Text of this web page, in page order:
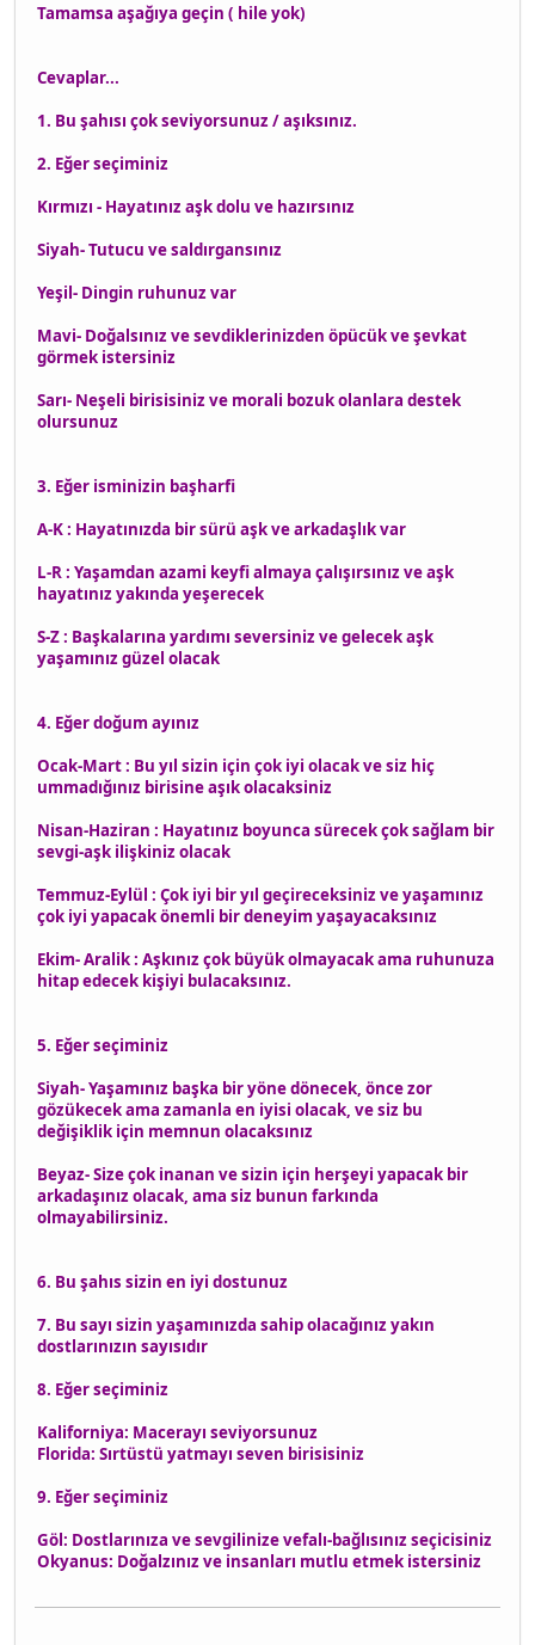
Tamamsa aşağıya geçin ( hile yok)
Cevaplar...
1. Bu şahısı çok seviyorsunuz / aşıksınız.
2. Eğer seçiminiz
Kırmızı - Hayatınız aşk dolu ve hazırsınız
Siyah- Tutucu ve saldırgansınız
Yeşil- Dingin ruhunuz var
Mavi- Doğalsınız ve sevdiklerinizden öpücük ve şevkat
görmek istersiniz
Sarı- Neşeli birisisiniz ve morali bozuk olanlara destek
olursunuz
3. Eğer isminizin başharfi
A-K : Hayatınızda bir sürü aşk ve arkadaşlık var
L-R : Yaşamdan azami keyfi almaya çalışırsınız ve aşk
hayatınız yakında yeşerecek
S-Z : Başkalarına yardımı seversiniz ve gelecek aşk
yaşamınız güzel olacak
4. Eğer doğum ayınız
Ocak-Mart : Bu yıl sizin için çok iyi olacak ve siz hiç
ummadığınız birisine aşık olacaksiniz
Nisan-Haziran : Hayatınız boyunca sürecek çok sağlam bir
sevgi-aşk ilişkiniz olacak
Temmuz-Eylül : Çok iyi bir yıl geçireceksiniz ve yaşamınız
çok iyi yapacak önemli bir deneyim yaşayacaksınız
Ekim- Aralik : Aşkınız çok büyük olmayacak ama ruhunuza
hitap edecek kişiyi bulacaksınız.
5. Eğer seçiminiz
Siyah- Yaşamınız başka bir yöne dönecek, önce zor
gözükecek ama zamanla en iyisi olacak, ve siz bu
değişiklik için memnun olacaksınız
Beyaz- Size çok inanan ve sizin için herşeyi yapacak bir
arkadaşınız olacak, ama siz bunun farkında
olmayabilirsiniz.
6. Bu şahıs sizin en iyi dostunuz
7. Bu sayı sizin yaşamınızda sahip olacağınız yakın
dostlarınızın sayısıdır
8. Eğer seçiminiz
Kaliforniya: Macerayı seviyorsunuz
Florida: Sırtüstü yatmayı seven birisisiniz
9. Eğer seçiminiz
Göl: Dostlarınıza ve sevgilinize vefalı-bağlısınız seçicisiniz
Okyanus: Doğalzınız ve insanları mutlu etmek istersiniz